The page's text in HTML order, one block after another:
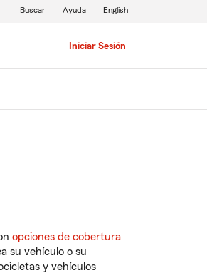
Iniciar Sesión
Buscar Ayuda English
opciones de cobertura
su vehículo o su
y vehículos